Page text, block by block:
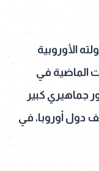
الأوروبية
الماضية في
جماهيري كبير
دول أوروبا، في